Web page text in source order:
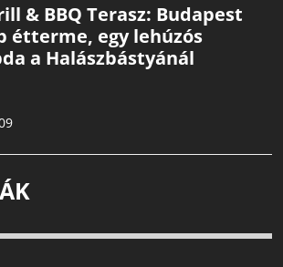
& BBQ Terasz: Budapest
étterme, egy lehúzós
a Halászbástyánál